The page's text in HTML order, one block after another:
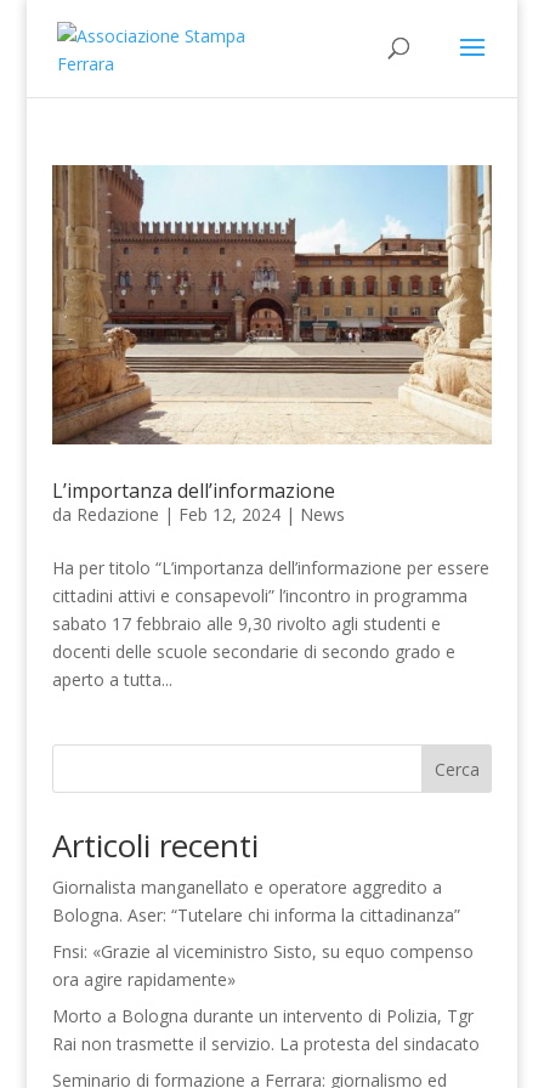
L’importanza dell’informazione
da Redazione | Feb 12, 2024| News
Ha per titolo “L’importanza dell’informazione per essere
cittadini attivi e consapevoli” l’incontro in programma
sabato 17 febbraio alle 9,30 rivolto agli studenti e
docenti delle scuole secondarie di secondo grado e
aperto a tutta...
Cerca
Articoli recenti
Giornalista manganellato e operatore aggredito a
Bologna. Aser: “Tutelare chi informa la cittadinanza”
Fnsi: «Grazie al viceministro Sisto, su equo compenso
ora agire rapidamente»
Morto a Bologna durante un intervento di Polizia, Tgr
Rai non trasmette il servizio. La protesta del sindacato
Seminario di formazione a Ferrara: giornalismo ed